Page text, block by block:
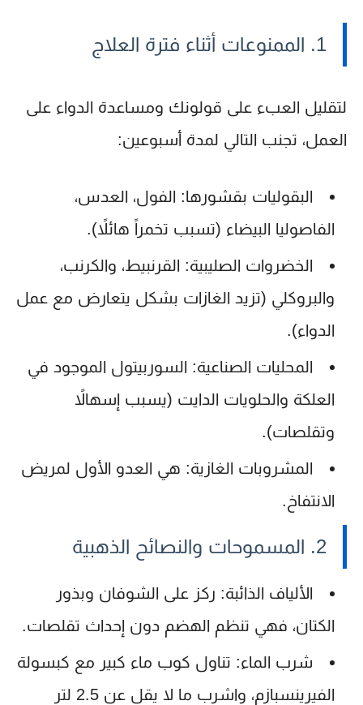
1. الممنوعات أثناء فترة العلاج
لتقليل العبء على قولونك ومساعدة الدواء على
العمل، تجنب التالي لمدة أسبوعين:
البقوليات بقشورها: الفول، العدس،
الفاصوليا البيضاء (تسبب تخمراً هائلاً).
الخضروات الصليبية: القرنبيط، والكرنب،
والبروكلي (تزيد الغازات بشكل يتعارض مع عمل
الدواء).
المحليات الصناعية: السوربيتول الموجود في
العلكة والحلويات الدايت (يسبب إسهالاً
وتقلصات).
المشروبات الغازية: هي العدو الأول لمريض
الانتفاخ.
2. المسموحات والنصائح الذهبية
الألياف الذائبة: ركز على الشوفان وبذور
الكتان، فهي تنظم الهضم دون إحداث تقلصات.
شرب الماء: تناول كوب ماء كبير مع كبسولة
الفيرينسبازم، واشرب ما لا يقل عن 2.5 لتر